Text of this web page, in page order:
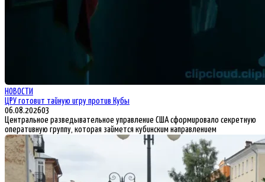
НОВОСТИ
ЦРУ готовит тайную игру против Кубы
06.08.202603
Центральное разведывательное управление США сформировало секретную
оперативную группу, которая займется кубинским направлением